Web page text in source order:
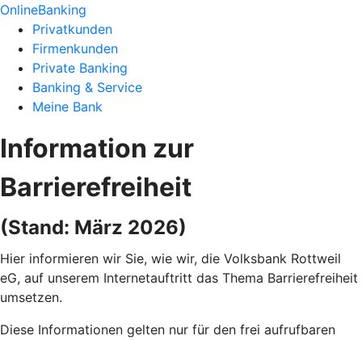
OnlineBanking
Privatkunden
Firmenkunden
Private Banking
Banking & Service
Meine Bank
Information zur
Barrierefreiheit
(Stand: März 2026)
Hier informieren wir Sie, wie wir, die Volksbank Rottweil
eG, auf unserem Internetauftritt das Thema Barrierefreiheit
umsetzen.
Diese Informationen gelten nur für den frei aufrufbaren